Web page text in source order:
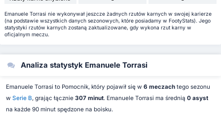
Emanuele Torrasi nie wykonywał jeszcze żadnych rzutów karnych w swojej karierze
(na podstawie wszystkich danych sezonowych, które posiadamy w FootyStats). Jego
statystyki rzutów karnych zostaną zaktualizowane, gdy wykona rzut karny w
oficjalnym meczu.
Analiza statystyk Emanuele Torrasi
Emanuele Torrasi to Pomocnik, który pojawił się w 6 meczachtego sezonu
w Serie B, grając łącznie 307 minut. Emanuele Torrasi ma średnią 0 asyst
na każde 90 minut spędzone na boisku.